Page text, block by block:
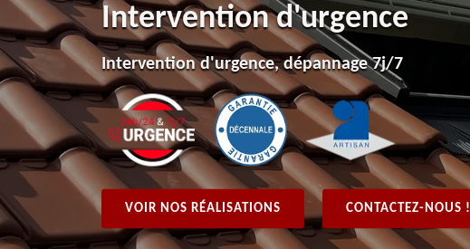
Intervention d'urgence
Intervention d'urgence, dépannage 7j/7
VOIR NOS RÉALISATIONS CONTACTEZ-NOUS !